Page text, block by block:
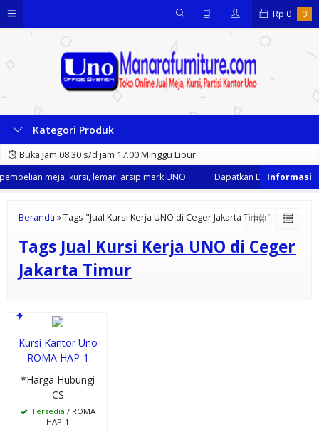
Rp 0 0
Kategori Produk
Buka jam 08.30 s/d jam 17.00 Minggu Libur
meja, kursi, lemari arsip merk UNO
Dapatkan Diskon 35%
Beranda »Tags "Jual Kursi Kerja UNO di Ceger Jakarta Timur"
Tags Jual Kursi Kerja UNO di Ceger
Jakarta Timur
Kursi Kantor Uno
ROMA HAP-1
*Harga Hubungi
CS
Tersedia / ROMA
HAP-1